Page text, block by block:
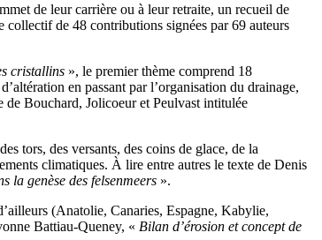
de leur carrière ou à leur retraite, un recueil de
collectif de 48 contributions signées par 69 auteurs
cristallins », le premier thème comprend 18
en passant par l’organisation du drainage,
de Bouchard, Jolicoeur et Peulvast intitulée
tors, des versants, des coins de glace, de la
climatiques. À lire entre autres le texte de Denis
la genèse des felsenmeers ».
(Anatolie, Canaries, Espagne, Kabylie,
Battiau-Queney, « Bilan d’érosion et concept de